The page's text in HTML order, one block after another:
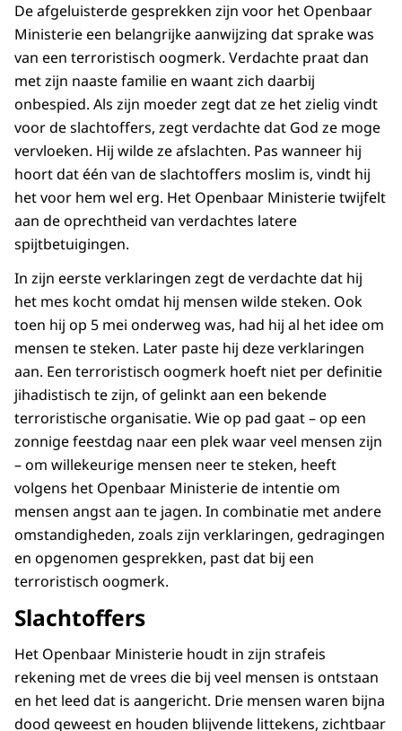
De afgeluisterde gesprekken zijn voor het Openbaar
Ministerie een belangrijke aanwijzing dat sprake was
van een terroristisch oogmerk. Verdachte praat dan
met zijn naaste familie en waant zich daarbij
onbespied. Als zijn moeder zegt dat ze het zielig vindt
voor de slachtoffers, zegt verdachte dat God ze moge
vervloeken. Hij wilde ze afslachten. Pas wanneer hij
hoort dat één van de slachtoffers moslim is, vindt hij
het voor hem wel erg. Het Openbaar Ministerie twijfelt
aan de oprechtheid van verdachtes latere
spijtbetuigingen.
In zijn eerste verklaringen zegt de verdachte dat hij
het mes kocht omdat hij mensen wilde steken. Ook
toen hij op 5 mei onderweg was, had hij al het idee om
mensen te steken. Later paste hij deze verklaringen
aan. Een terroristisch oogmerk hoeft niet per definitie
jihadistisch te zijn, of gelinkt aan een bekende
terroristische organisatie. Wie op pad gaat – op een
zonnige feestdag naar een plek waar veel mensen zijn
– om willekeurige mensen neer te steken, heeft
volgens het Openbaar Ministerie de intentie om
mensen angst aan te jagen. In combinatie met andere
omstandigheden, zoals zijn verklaringen, gedragingen
en opgenomen gesprekken, past dat bij een
terroristisch oogmerk.
Slachtoffers
Het Openbaar Ministerie houdt in zijn strafeis
rekening met de vrees die bij veel mensen is ontstaan
en het leed dat is aangericht. Drie mensen waren bijna
dood geweest en houden blijvende littekens, zichtbaar